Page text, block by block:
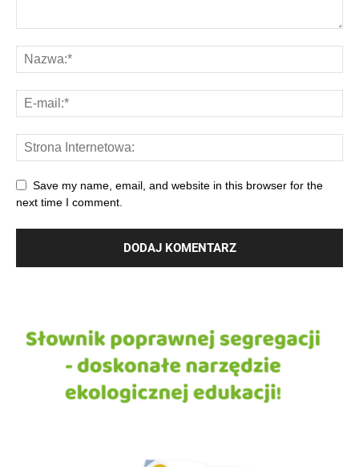
Save my name, email, and website in this browser for the
next time I comment.